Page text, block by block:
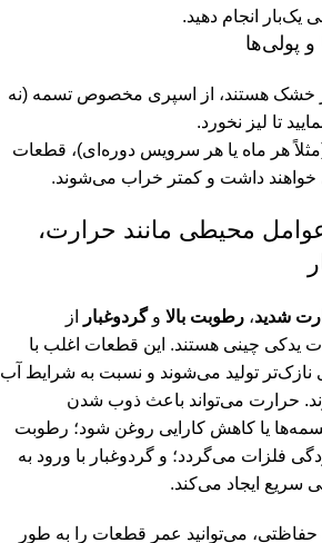
خشک هستند، از اسپری مخصوص تسمه (نه
تا لیز نخورد.
(مثلاً هر ماه یا هر سرویس دوره‌ای)، قطعات
خواهند داشت و کمتر خراب می‌شوند.
محیطی مانند حرارت،
شدید، رطوبت بالا وگردوغبار
از
یدکی چینی هستند. این قطعات اغلب با
تولید می‌شوند و نسبت به شرایط آب
حرارت می‌تواند باعث ذوب شدن
یا کاهش کارایی روغن شود؛ رطوبت
فلزات می‌گردد؛ و گردوغبار با ورود به
سریع ایجاد می‌کند.
حفاظتی، می‌توانید عمر قطعات را به طور